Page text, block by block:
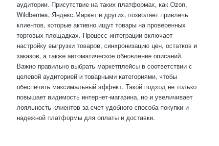
аудитории. Присутствие на таких платформах, как Ozon,
Wildberries, Яндекс.Маркет и других, позволяет привлечь
клиентов, которые активно ищут товары на проверенных
торговых площадках. Процесс интеграции включает
настройку выгрузки товаров, синхронизацию цен, остатков и
заказов, а также автоматическое обновление описаний.
Важно правильно выбрать маркетплейсы в соответствии с
целевой аудиторией и товарными категориями, чтобы
обеспечить максимальный эффект. Такой подход не только
повышает видимость интернет-магазина, но и увеличивает
лояльность клиентов за счет удобного способа покупки и
надежной платформы для оплаты и доставки.